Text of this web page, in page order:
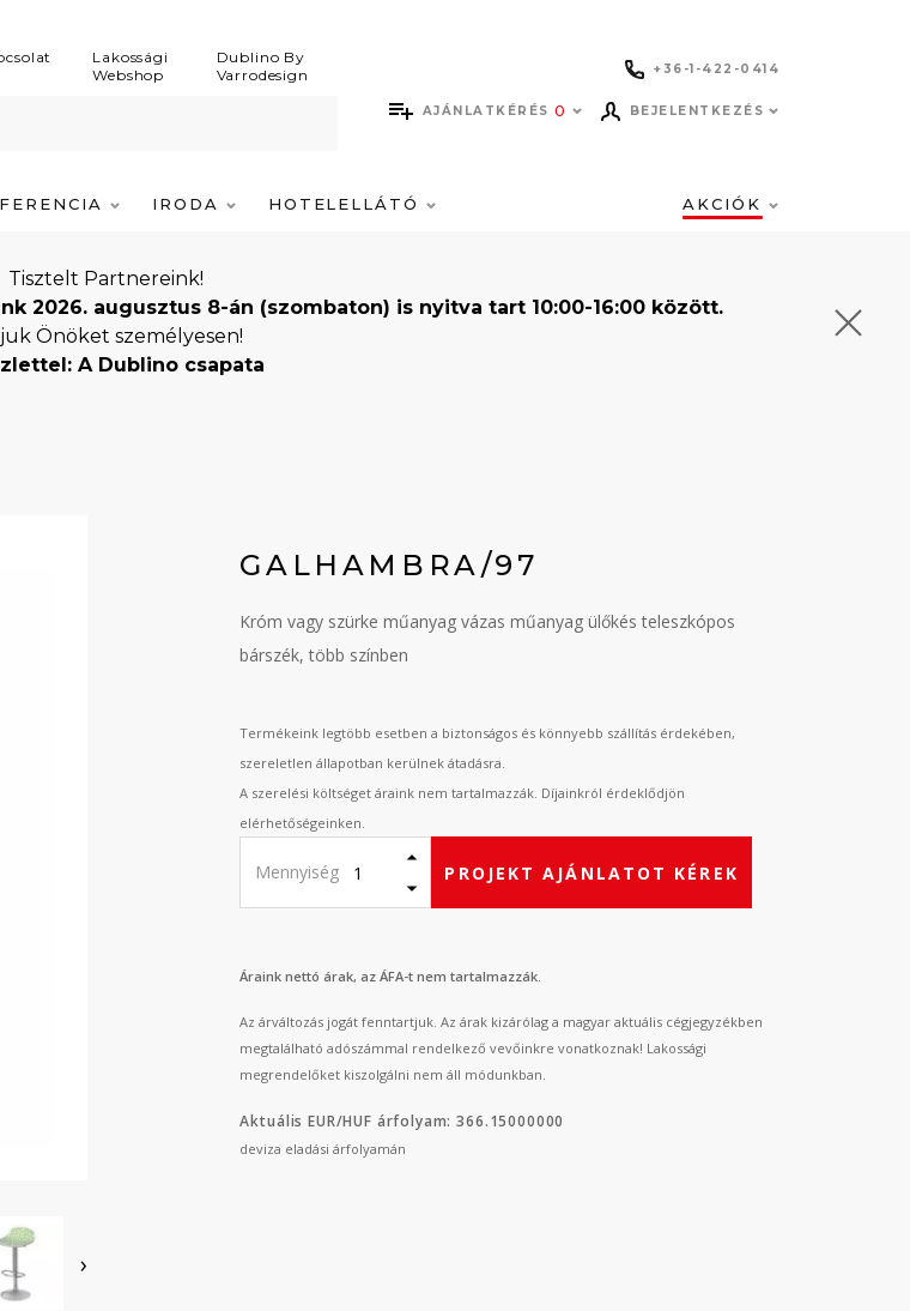
Lakossági
Webshop
Dublino By
Varrodesign
+36-1-422-0414
AJÁNLATKÉRÉS 0 BEJELENTKEZÉS
IRODA HOTELELLÁTÓ AKCIÓK
Tisztelt Partnereink!
2026. augusztus 8-án (szombaton) is nyitva tart 10:00-16:00 között.
Önöket személyesen!
A Dublino csapata
›
GALHAMBRA/97
Króm vagy szürke műanyag vázas műanyag ülőkés teleszkópos
bárszék, több színben
Termékeink legtöbb esetben a biztonságos és könnyebb szállítás érdekében,
szereletlen állapotban kerülnek átadásra.
A szerelési költséget áraink nem tartalmazzák. Díjainkról érdeklődjön
elérhetőségeinken.
Mennyiség PROJEKT AJÁNLATOT KÉREK
Áraink nettó árak, az ÁFA-t nem tartalmazzák.
Az árváltozás jogát fenntartjuk. Az árak kizárólag a magyar aktuális cégjegyzékben
megtalálható adószámmal rendelkező vevőinkre vonatkoznak! Lakossági
megrendelőket kiszolgálni nem áll módunkban.
Aktuális EUR/HUF árfolyam: 366.15000000
deviza eladási árfolyamán